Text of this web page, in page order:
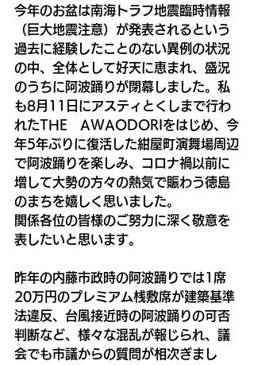
今年のお盆は南海トラフ地震臨時情報
（巨大地震注意）が発表されるという
過去に経験したことのない異例の状況
の中、全体として好天に恵まれ、盛況
のうちに阿波踊りが閉幕しました。私
も8月11日にアスティとくしまで行わ
れたTHE　AWAODORIをはじめ、今
年5年ぶりに復活した紺屋町演舞場周辺
で阿波踊りを楽しみ、コロナ禍以前に
増して大勢の方々の熱気で賑わう徳島
のまちを嬉しく思いました。
関係各位の皆様のご努力に深く敬意を
表したいと思います。
昨年の内藤市政時の阿波踊りでは1席
20万円のプレミアム桟敷席が建築基準
法違反、台風接近時の阿波踊りの可否
判断など、様々な混乱が報じられ、議
会でも市議からの質問が相次ぎまし